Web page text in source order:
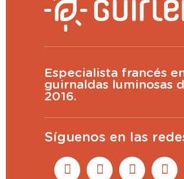
Especialista francés
guirnaldas luminosas
2016.
Síguenos en las